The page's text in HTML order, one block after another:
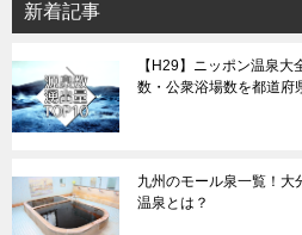
新着記事
【H29】ニッポン温泉
数・公衆浴場数を都道府
九州のモール泉一覧！大
温泉とは？